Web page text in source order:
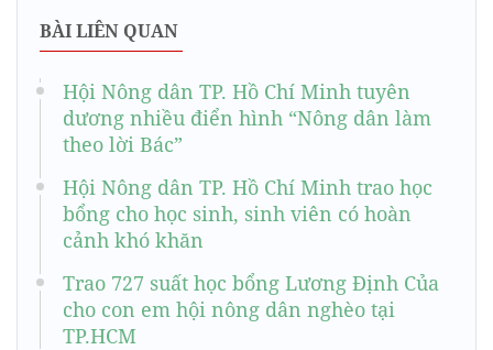
BÀI LIÊN QUAN
Hội Nông dân TP. Hồ Chí Minh tuyên
dương nhiều điển hình “Nông dân làm
theo lời Bác”
Hội Nông dân TP. Hồ Chí Minh trao học
bổng cho học sinh, sinh viên có hoàn
cảnh khó khăn
Trao 727 suất học bổng Lương Định Của
cho con em hội nông dân nghèo tại
TP.HCM